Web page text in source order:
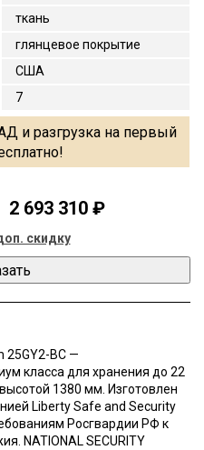
ткань
глянцевое покрытие
США
7
и разгрузка на первый
2 693 310 ₽
скидку
25GY2-BC —
класса для хранения до 22
1380 мм. Изготовлен
Liberty Safe and Security
Росгвардии РФ к
NATIONAL SECURITY